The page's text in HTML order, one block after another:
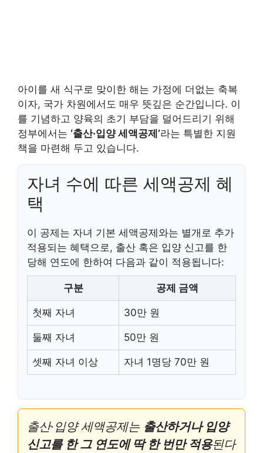
아이를 새 식구로 맞이한 해는 가정에 더없는 축복
이자, 국가 차원에서도 매우 뜻깊은 순간입니다. 이
를 기념하고 양육의 초기 부담을 덜어드리기 위해
정부에서는 ‘출산·입양 세액공제’라는 특별한 지원
책을 마련해 두고 있습니다.
자녀 수에 따른 세액공제 혜
택
이 공제는 자녀 기본 세액공제와는 별개로 추가
적용되는 혜택으로, 출산 혹은 입양 신고를 한
당해 연도에 한하여 다음과 같이 적용됩니다:
구분 공제 금액
첫째 자녀 30만 원
둘째 자녀 50만 원
셋째 자녀 이상 자녀 1명당 70만 원
출산·입양 세액공제는 출산하거나 입양
신고를 한 그 연도에 딱 한 번만 적용된다